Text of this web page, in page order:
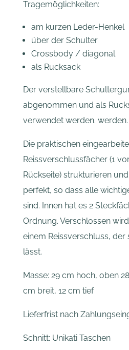
Tragemöglichkeiten:
am kurzen Leder-Henkel
über der Schulter
Crossbody / diagonal
als Rucksack
Der verstellbare
abgenommen und als
verwendet werden. werden.
Die praktischen
Reissverschlussfächer (1
Rückseite) strukturieren
perfekt, so dass alle
sind. Innen hat es 2
Ordnung. Verschlossen
einem Reissverschluss, der
lässt.
Masse: 29 cm hoch, oben
cm breit, 12 cm tief
Lieferfrist nach
Schnitt: Unikati Taschen